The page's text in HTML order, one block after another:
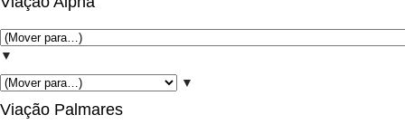
▼
▼
Viação Palmares